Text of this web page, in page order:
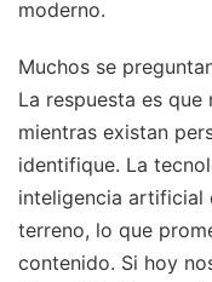
moderno.
Muchos se
La respuesta es
mientras existan
identifique. La
inteligencia artificial
terreno, lo que
contenido. Si hoy